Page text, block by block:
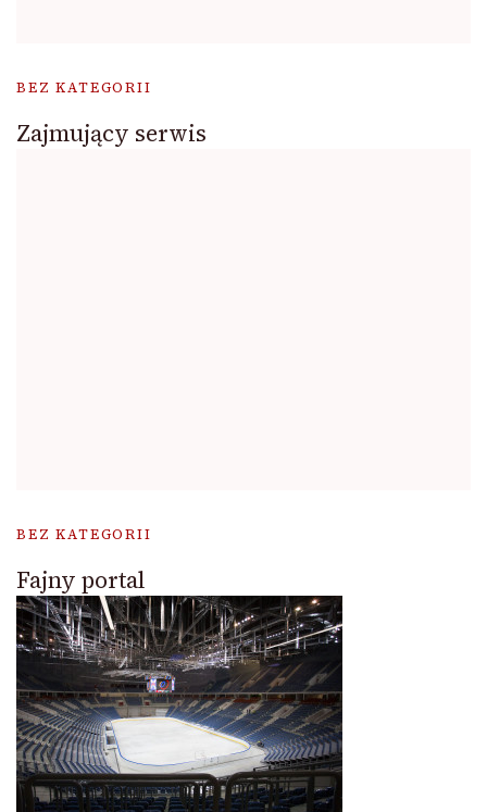
BEZ KATEGORII
Zajmujący serwis
BEZ KATEGORII
Fajny portal